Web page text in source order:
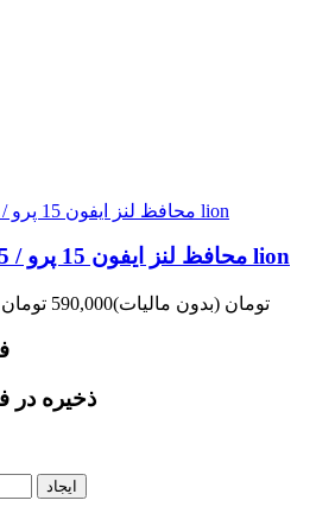
محافظ لنز ایفون 15 پرو / 15 پرومکس اورجینال lion
490,000 تومان (بدون مالیات)590,000 تومان
ذخیره در
ایجاد